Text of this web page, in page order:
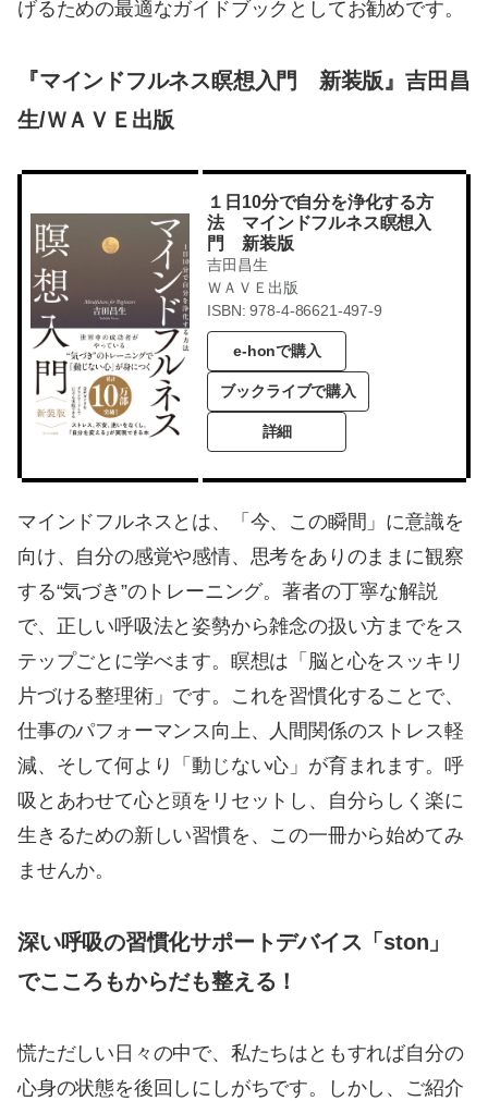
げるための最適なガイドブックとしてお勧めです。
『マインドフルネス瞑想入門 新装版』吉田昌
生/ＷＡＶＥ出版
１日10分で自分を浄化する方
法 マインドフルネス瞑想入
門 新装版
吉田昌生
ＷＡＶＥ出版
ISBN: 978-4-86621-497-9
e-honで購入
ブックライブで購入
詳細
マインドフルネスとは、「今、この瞬間」に意識を
向け、自分の感覚や感情、思考をありのままに観察
する“気づき”のトレーニング。著者の丁寧な解説
で、正しい呼吸法と姿勢から雑念の扱い方までをス
テップごとに学べます。瞑想は「脳と心をスッキリ
片づける整理術」です。これを習慣化することで、
仕事のパフォーマンス向上、人間関係のストレス軽
減、そして何より「動じない心」が育まれます。呼
吸とあわせて心と頭をリセットし、自分らしく楽に
生きるための新しい習慣を、この一冊から始めてみ
ませんか。
深い呼吸の習慣化サポートデバイス「ston」
でこころもからだも整える！
慌ただしい日々の中で、私たちはともすれば自分の
心身の状態を後回しにしがちです。しかし、ご紹介